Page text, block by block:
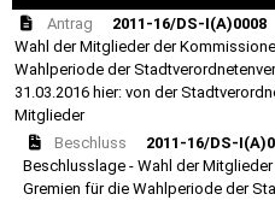
Antrag
2011-16/DS-I(A)0008
Wahl der Mitglieder der
Wahlperiode der
31.03.2016 hier: von der
Mitglieder
Beschluss
2011-16/DS-
Beschlusslage - Wahl der
Gremien für die Wahlperiode der